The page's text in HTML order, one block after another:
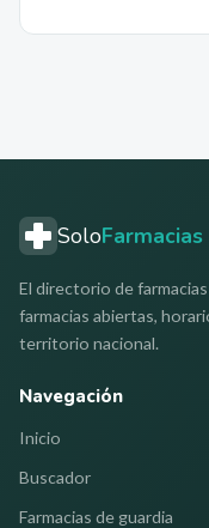
SoloFarmacias
El directorio de
farmacias abiertas,
territorio nacional.
Navegación
Inicio
Buscador
Farmacias de guardia